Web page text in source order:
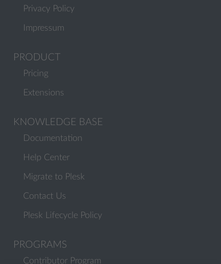
Privacy Policy
Impressum
PRODUCT
Pricing
Extensions
KNOWLEDGE BASE
Documentation
Help Center
Migrate to Plesk
Contact Us
Plesk Lifecycle Policy
PROGRAMS
Contributor Program